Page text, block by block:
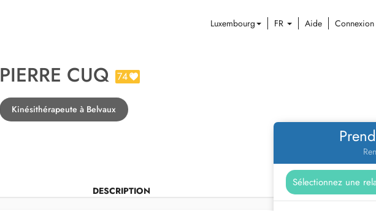
Luxembourg FR Aide Connexion
PIERRE CUQ 74
Kinésithérapeute à Belvaux
DESCRIPTION